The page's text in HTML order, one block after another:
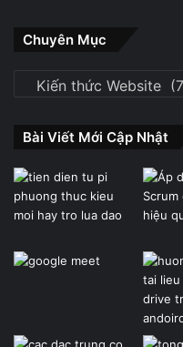
Chuyên Mục
Chuyên
Bài Viết Mới Cập Nhật